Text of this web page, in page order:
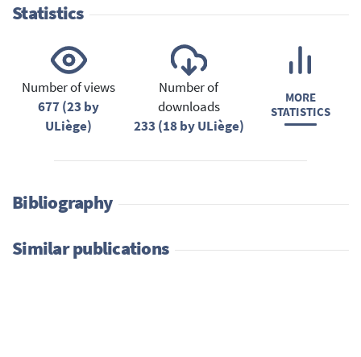
Statistics
Number of views
677 (23 by
ULiège)
Number of
downloads
233 (18 by ULiège)
MORE
STATISTICS
Bibliography
Similar publications